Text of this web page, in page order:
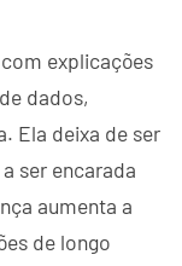
explicações
dados,
Ela deixa de ser
ser encarada
aumenta a
de longo